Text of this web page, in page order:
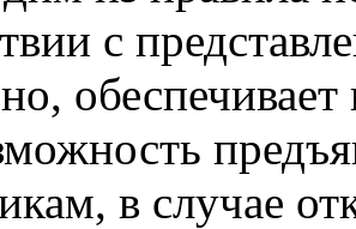
с
в случае